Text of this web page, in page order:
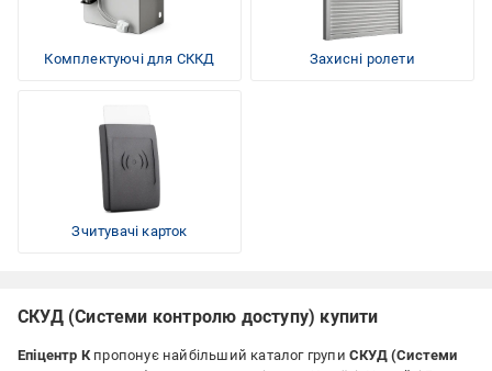
Комплектуючі для СККД Захисні ролети
Зчитувачі карток
СКУД (Системи контролю доступу) купити
Епіцентр Кпропонує найбільший каталог групи СКУД (Системи